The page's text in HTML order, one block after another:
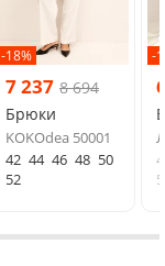
-18%
7 237 8 694
Брюки
KOKOdea 50001
42 44 46 48 50
52
-